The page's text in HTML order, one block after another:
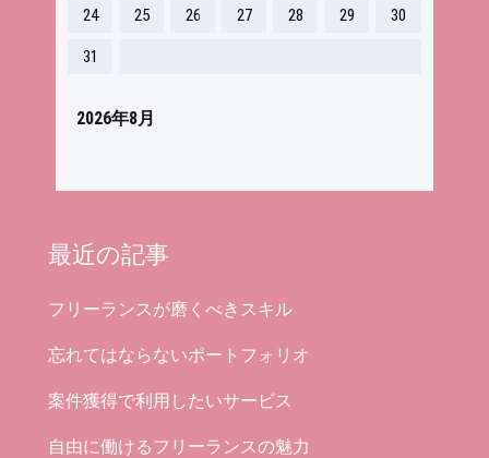
2026年8月
24 25 26 27 28 29 30
31
最近の記事
フリーランスが磨くべきスキル
忘れてはならないポートフォリオ
案件獲得で利用したいサービス
自由に働けるフリーランスの魅力